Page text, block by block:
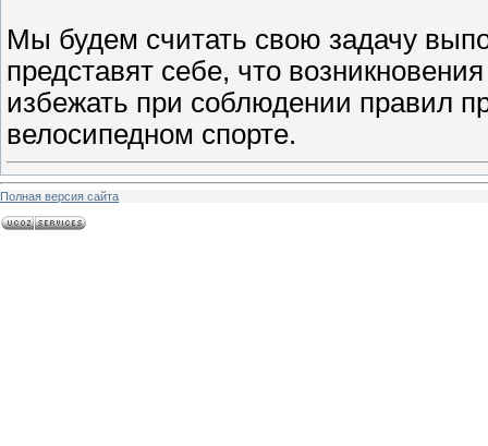
Мы будем считать свою задачу
представят себе, что
избежать при соблюдении правил
велосипедном спорте.
Полная версия сайта